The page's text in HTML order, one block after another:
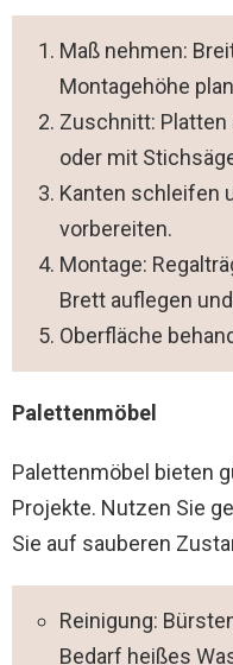
Maß nehmen:
Montagehöhe
Zuschnitt: Platten
oder mit
Kanten schleifen
vorbereiten.
Montage:
Brett auflegen
Oberfläche
Palettenmöbel
Palettenmöbel bieten
Projekte. Nutzen Sie
Sie auf sauberen
Reinigung:
Bedarf heißes